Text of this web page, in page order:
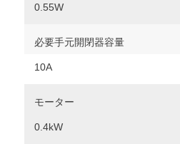
0.55W
必要手元開閉器容量
10A
モーター
0.4kW